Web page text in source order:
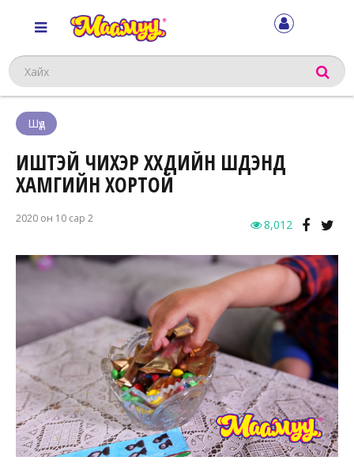
Хайх
Шүд
ИШТЭЙ ЧИХЭР ХҮҮХДИЙН ШҮДЭНД
ХАМГИЙН ХОРТОЙ
2020 он 10 сар 2 8,012